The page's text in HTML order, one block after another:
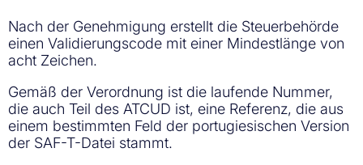
Nach der Genehmigung erstellt die Steuerbehörde
einen Validierungscode mit einer Mindestlänge von
acht Zeichen.
Gemäß der Verordnung ist die laufende Nummer,
die auch Teil des ATCUD ist, eine Referenz, die aus
einem bestimmten Feld der portugiesischen Version
der SAF-T-Datei stammt.